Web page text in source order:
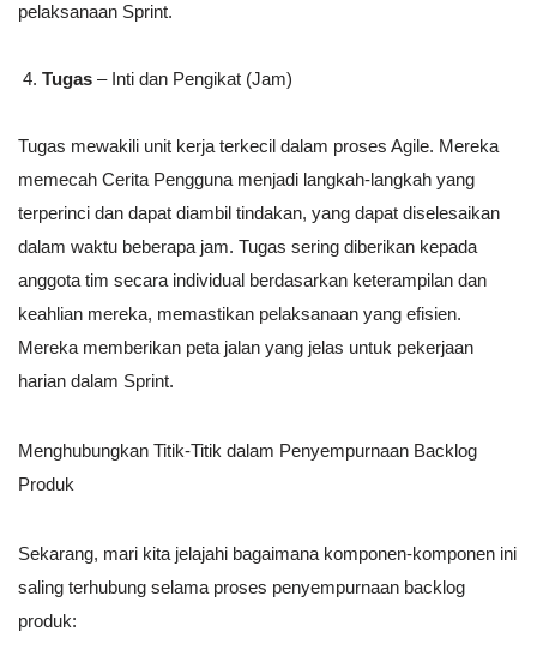
pelaksanaan Sprint.
Tugas – Inti dan Pengikat (Jam)
Tugas mewakili unit kerja terkecil dalam proses Agile. Mereka
memecah Cerita Pengguna menjadi langkah-langkah yang
terperinci dan dapat diambil tindakan, yang dapat diselesaikan
dalam waktu beberapa jam. Tugas sering diberikan kepada
anggota tim secara individual berdasarkan keterampilan dan
keahlian mereka, memastikan pelaksanaan yang efisien.
Mereka memberikan peta jalan yang jelas untuk pekerjaan
harian dalam Sprint.
Menghubungkan Titik-Titik dalam Penyempurnaan Backlog
Produk
Sekarang, mari kita jelajahi bagaimana komponen-komponen ini
saling terhubung selama proses penyempurnaan backlog
produk: